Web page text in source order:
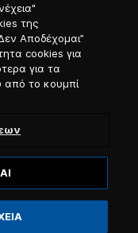
121913501000
by
της
Αποδέχομαι”
cookies για
για τα
από το κουμπί